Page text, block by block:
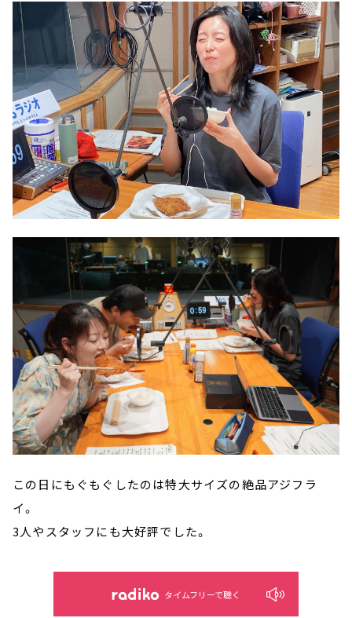
この日にもぐもぐしたのは特大サイズの絶品アジフラ
イ。
3人やスタッフにも大好評でした。
タイムフリーで聴く